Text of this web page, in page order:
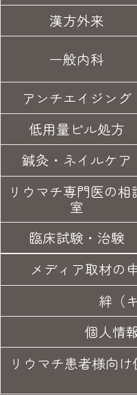
漢方外来
一般内科
アンチエイジング
低用量ピル処方
鍼灸・ ネイルケア
リウマチ専門医の相
室
臨床試験 ・治験
メディア取材の
絆（
個人情
リウマチ患者様向